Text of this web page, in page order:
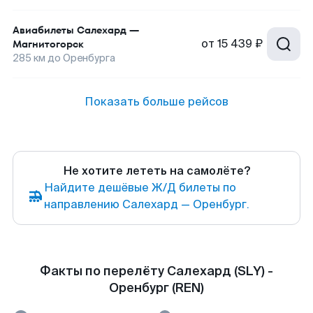
Авиабилеты Салехард —
Магнитогорск
285 км до Оренбурга
от 15 439 ₽
Показать больше рейсов
Не хотите лететь на самолёте?
Найдите дешёвые Ж/Д билеты по
направлению Салехард — Оренбург.
Факты по перелёту Салехард (SLY) -
Оренбург (REN)